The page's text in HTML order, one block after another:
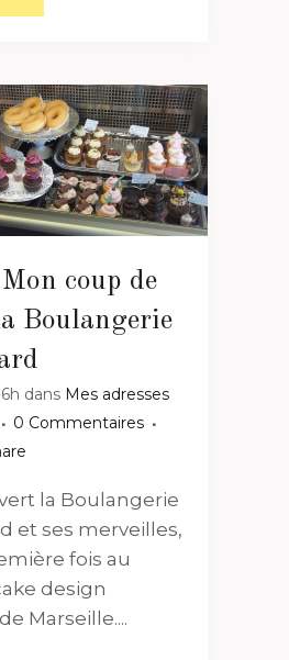
Mon coup de
Boulangerie
dans Mes adresses
0 Commentaires
la Boulangerie
et ses merveilles,
fois au
design
Marseille....